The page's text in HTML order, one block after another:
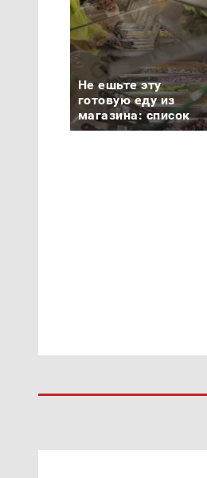
Не ешьте эту
готовую еду из
магазина: список